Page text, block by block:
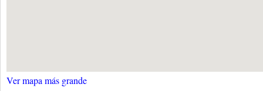
Ver mapa más grande